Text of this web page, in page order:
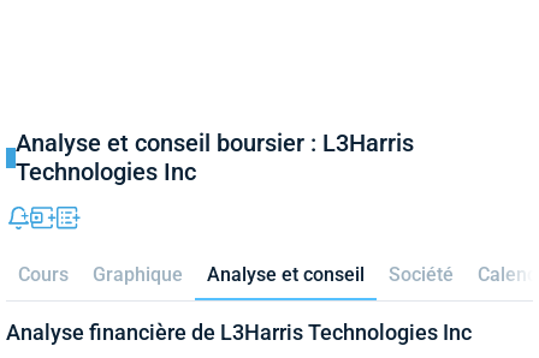
Analyse et conseil boursier : L3Harris
Technologies Inc
Cours Graphique Analyse et conseil Société
Analyse financière de L3Harris Technologies Inc